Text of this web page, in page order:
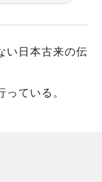
い日本古来の伝
ている。